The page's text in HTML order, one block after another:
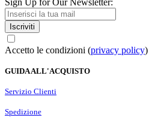
Sign Up for Our Newsletter:
Iscriviti
Accetto le condizioni (privacy policy)
GUIDA ALL'ACQUISTO
Servizio Clienti
Spedizione